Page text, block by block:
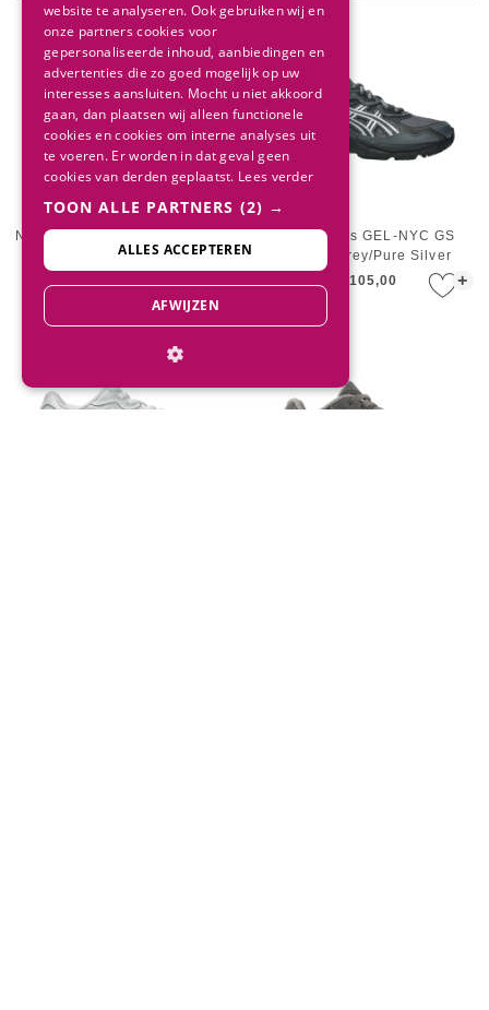
New Balance Infant I90609WO
Horizon Grey / Calcium
+
ASICS Kids GEL-NYC GS
Carrier Grey/Pure Silver
€ 105,00
website te analyseren. Ook gebruiken wij en
onze partners cookies voor
gepersonaliseerde inhoud, aanbiedingen en
advertenties die zo goed mogelijk op uw
interesses aansluiten. Mocht u niet akkoord
gaan, dan plaatsen wij alleen functionele
cookies en cookies om interne analyses uit
te voeren. Er worden in dat geval geen
cookies van derden geplaatst. Lees verder
TOON ALLE PARTNERS (2) →
ALLES ACCEPTEREN
AFWIJZEN